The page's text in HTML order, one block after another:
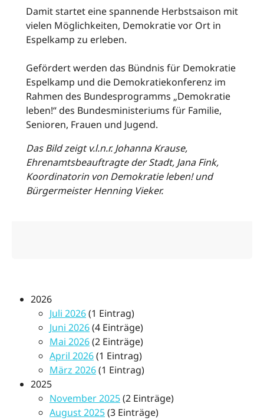
Damit startet eine spannende Herbstsaison mit
vielen Möglichkeiten, Demokratie vor Ort in
Espelkamp zu erleben.
Gefördert werden das Bündnis für Demokratie
Espelkamp und die Demokratiekonferenz im
Rahmen des Bundesprogramms „Demokratie
leben!“ des Bundesministeriums für Familie,
Senioren, Frauen und Jugend.
Das Bild zeigt v.l.n.r. Johanna Krause,
Ehrenamtsbeauftragte der Stadt, Jana Fink,
Koordinatorin von Demokratie leben! und
Bürgermeister Henning Vieker.
2026
Juli 2026(1 Eintrag)
Juni 2026(4 Einträge)
Mai 2026(2 Einträge)
April 2026(1 Eintrag)
März 2026(1 Eintrag)
2025
November 2025(2 Einträge)
August 2025(3 Einträge)